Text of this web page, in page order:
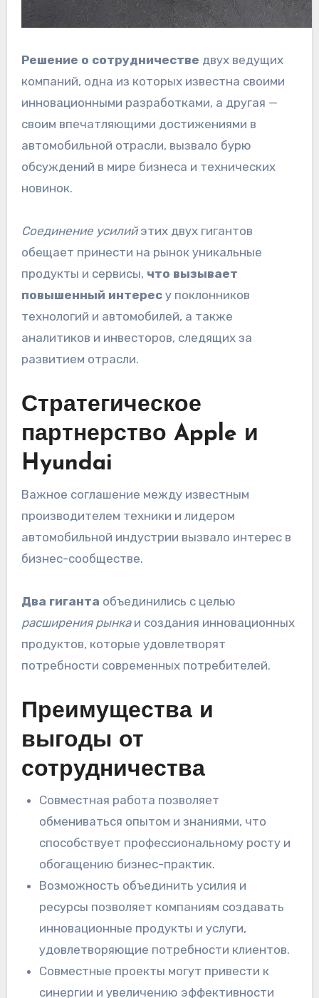
Решение о сотрудничестве двух ведущих
компаний, одна из которых известна своими
инновационными разработками, а другая —
своим впечатляющими достижениями в
автомобильной отрасли, вызвало бурю
обсуждений в мире бизнеса и технических
новинок.
Соединение усилийэтих двух гигантов
обещает принести на рынок уникальные
продукты и сервисы, что вызывает
повышенный интересу поклонников
технологий и автомобилей, а также
аналитиков и инвесторов, следящих за
развитием отрасли.
Стратегическое
партнерство Apple и
Hyundai
Важное соглашение между известным
производителем техники и лидером
автомобильной индустрии вызвало интерес в
бизнес-сообществе.
Два гиганта объединились с целью
расширения рынкаи создания инновационных
продуктов, которые удовлетворят
потребности современных потребителей.
Преимущества и
выгоды от
сотрудничества
Совместная работа позволяет
обмениваться опытом и знаниями, что
способствует профессиональному росту и
обогащению бизнес-практик.
Возможность объединить усилия и
ресурсы позволяет компаниям создавать
инновационные продукты и услуги,
удовлетворяющие потребности клиентов.
Совместные проекты могут привести к
синергии и увеличению эффективности